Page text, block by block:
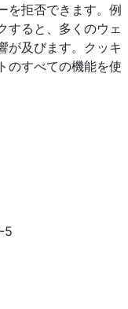
を拒否できます。例
すると、多くのウェ
が及びます。クッキ
のすべての機能を使
5